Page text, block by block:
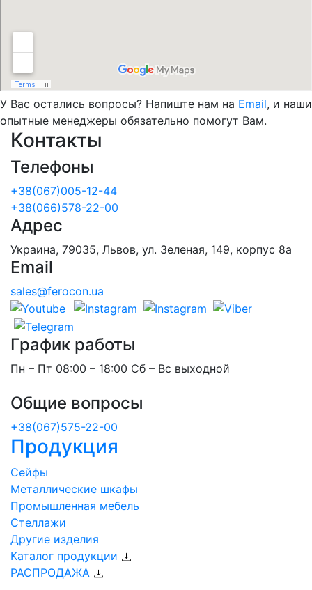
У Вас остались вопросы? Напиште нам на Email, и наши
опытные менеджеры обязательно помогут Вам.
Контакты
Телефоны
+38(067)005-12-44
+38(066)578-22-00
Адрес
Украина, 79035, Львов, ул. Зеленая, 149, корпус 8а
Email
sales@ferocon.ua
График работы
Пн – Пт 08:00 – 18:00 Сб – Вс выходной
Общие вопросы
+38(067)575-22-00
Продукция
Сейфы
Металлические шкафы
Промышленная мебель
Стеллажи
Другие изделия
Каталог продукции
РАСПРОДАЖА